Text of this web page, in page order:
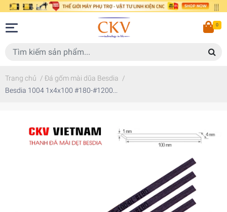
0
Trang chủ / Đá gốm mài dũa Besdia /
Besdia 1004 1x4x100 #180-#1200...